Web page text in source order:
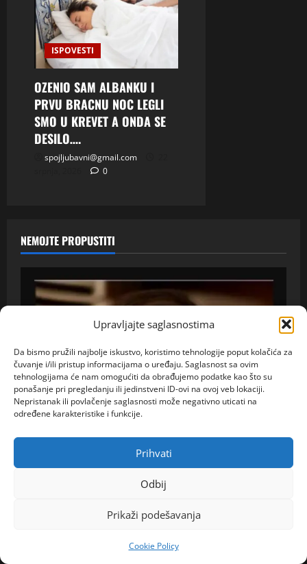
Upravljajte saglasnostima
Da bismo pružili najbolje iskustvo, koristimo tehnologije poput kolačića za
čuvanje i/ili pristup informacijama o uređaju. Saglasnost sa ovim
tehnologijama će nam omogućiti da obrađujemo podatke kao što su
ponašanje pri pregledanju ili jedinstveni ID-ovi na ovoj veb lokaciji.
Nepristanak ili povlačenje saglasnosti može negativno uticati na
određene karakteristike i funkcije.
Prihvati
Odbij
Prikaži podešavanja
Cookie Policy
ISPOVESTI
OZENIO SAM ALBANKU I
PRVU BRACNU NOC LEGLI
SMO U KREVET A ONDA SE
DESILO….
spojljubavni@gmail.com
0
NEMOJTE PROPUSTITI